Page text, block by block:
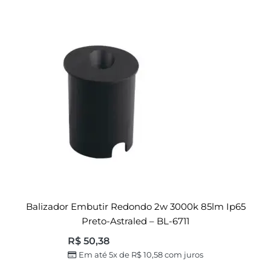
Balizador Embutir Redondo 2w 3000k 85lm Ip65
Preto-Astraled – BL-6711
R$50,38
Em até 5x de R$10,58com juros